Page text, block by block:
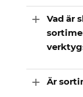
Vad är
Är